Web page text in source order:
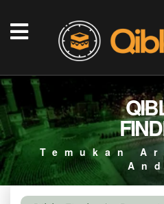
Temukan